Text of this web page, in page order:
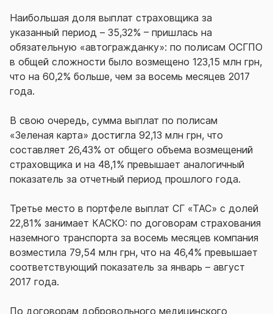
Наибольшая доля выплат страховщика за
указанный период – 35,32% – пришлась на
обязательную «автогражданку»: по полисам ОСГПО
в общей сложности было возмещено 123,15 млн грн,
что на 60,2% больше, чем за восемь месяцев 2017
года.
В свою очередь, сумма выплат по полисам
«Зеленая карта» достигла 92,13 млн грн, что
составляет 26,43% от общего объема возмещений
страховщика и на 48,1% превышает аналогичный
показатель за отчетный период прошлого года.
Третье место в портфеле выплат СГ «ТАС» с долей
22,81% занимает КАСКО: по договорам страхования
наземного транспорта за восемь месяцев компания
возместила 79,54 млн грн, что на 46,4% превышает
соответствующий показатель за январь – август
2017 года.
По договорам добровольного медицинского